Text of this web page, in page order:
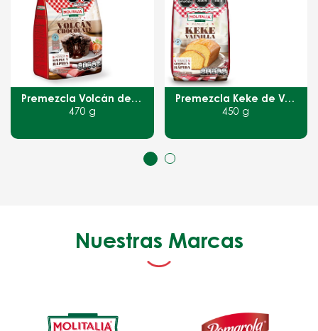
Premezcla Volcán de Chocolate
Premezcla Keke de Vainilla
Nuestras Marcas